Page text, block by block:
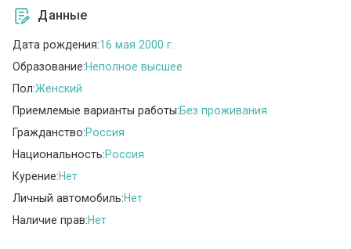
Данные
Дата рождения:16 мая 2000 г.
Образование:Неполное высшее
Пол:Женский
Приемлемые варианты работы:Без проживания
Гражданство:Россия
Национальность:Россия
Курение:Нет
Личный автомобиль:Нет
Наличие прав:Нет